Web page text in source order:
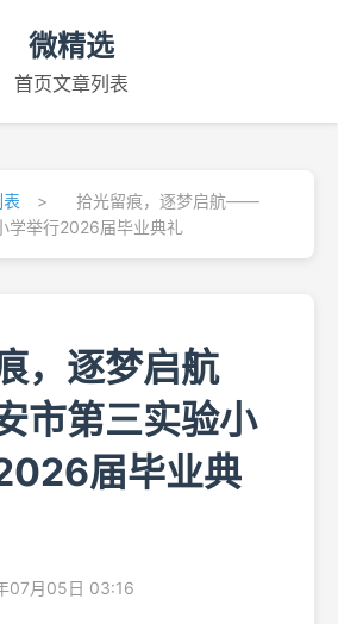
微精选
首页文章列表
>
拾光留痕，逐梦启航——
学举行2026届毕业典礼
，逐梦启航
第三实验小
届毕业典
07月05日 03:16